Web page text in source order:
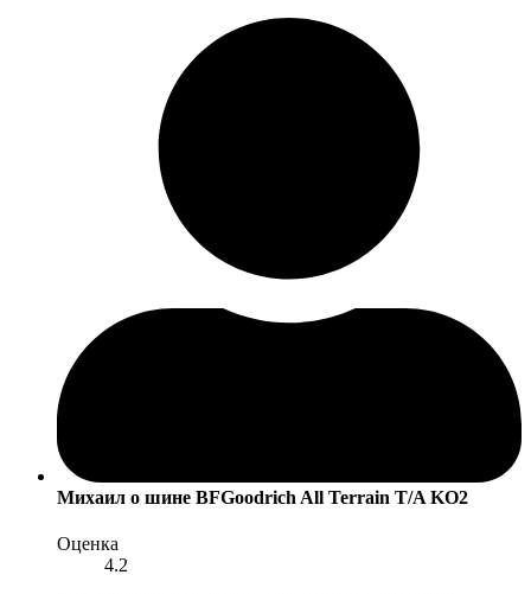
Михаил о шине BFGoodrich All Terrain T/A KO2
Оценка
4.2